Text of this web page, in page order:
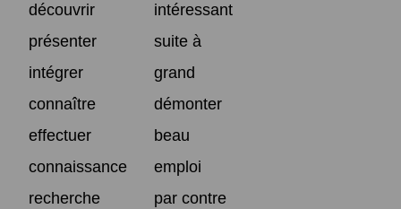
découvrir
intéressant
présenter
suite à
intégrer
grand
connaître
démonter
effectuer
beau
connaissance
emploi
recherche
par contre